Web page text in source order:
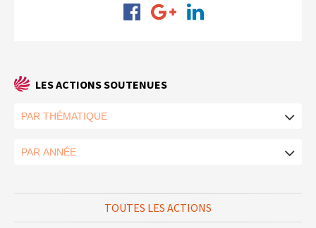
LES ACTIONS SOUTENUES
TOUTES LES ACTIONS